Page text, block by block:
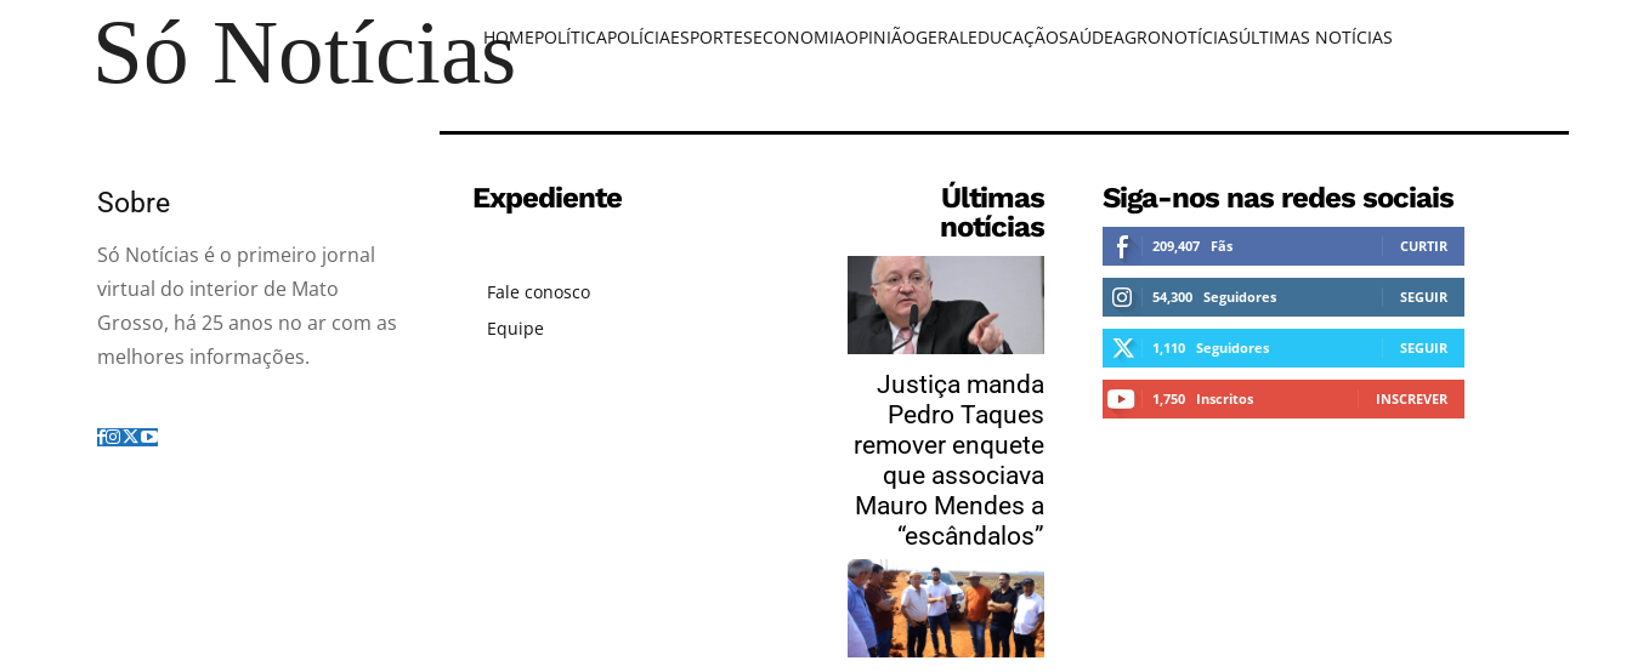
Só Notícias
HOMEPOLÍTICAPOLÍCIAESPORTESECONOMIAOPINIÃOGERALEDUCAÇÃOSAÚDEAGRONOTÍCIASÚLTIMAS NOTÍCIAS
Sobre
Só Notícias é o primeiro jornal
virtual do interior de Mato
Grosso, há 25 anos no ar com as
melhores informações.
Expediente
Fale conosco
Equipe
Últimas
notícias
Justiça manda
Pedro Taques
remover enquete
que associava
Mauro Mendes a
“escândalos”
Siga-nos nas redes sociais
209,407 Fãs CURTIR
54,300 Seguidores SEGUIR
1,110 Seguidores SEGUIR
1,750 Inscritos INSCREVER